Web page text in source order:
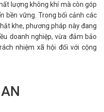
lượng không khí mà còn góp
bền vững. Trong bối cảnh các
khe, phương pháp này đang
doanh nghiệp, vừa đảm bảo
nhiệm xã hội đối với cộng